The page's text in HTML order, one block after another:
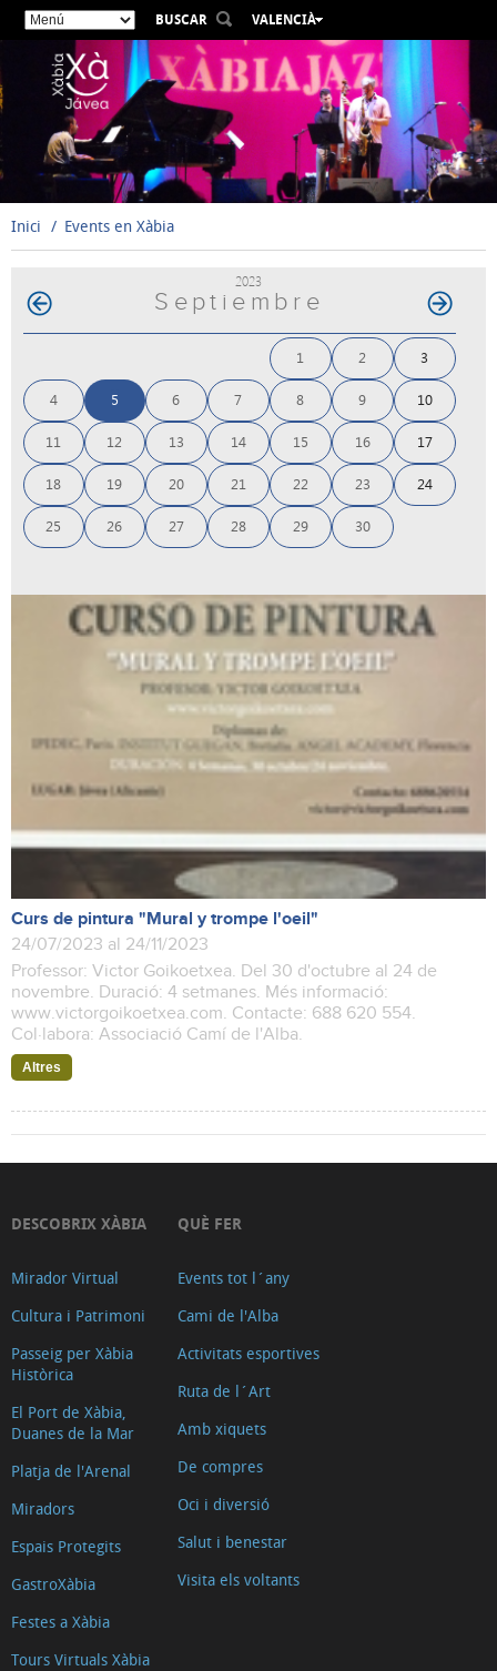
BUSCAR
VALENCIÀ
ESPAÑOL
ENGLISH
DEUTSCH
РУССКИЙ
Inici Events en Xàbia
2023
Septiembre
1 2 3
4 5 6 7 8 9 10
11 12 13 14 15 16 17
18 19 20 21 22 23 24
25 26 27 28 29 30
Curs de pintura "Mural y trompe l'oeil"
24/07/2023 al 24/11/2023
Professor: Victor Goikoetxea. Del 30 d'octubre al 24 de
novembre. Duració: 4 setmanes. Més informació:
www.victorgoikoetxea.com. Contacte: 688 620 554.
Col·labora: Associació Camí de l'Alba.
Altres
DESCOBRIX XÀBIA
Mirador Virtual
Cultura i Patrimoni
Passeig per Xàbia
Històrica
El Port de Xàbia,
Duanes de la Mar
Platja de l'Arenal
Miradors
Espais Protegits
GastroXàbia
Festes a Xàbia
Tours Virtuals Xàbia
QUÈ FER
Events tot l´any
Cami de l'Alba
Activitats esportives
Ruta de l´Art
Amb xiquets
De compres
Oci i diversió
Salut i benestar
Visita els voltants